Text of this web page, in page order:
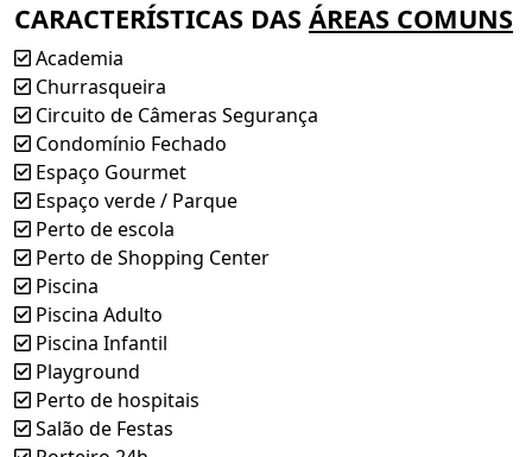
Fale com a Máxima: (79) 9 9999-0555
Rua Teixeira de Freitas, nº 103 – Bairro Salgado Filho
www.maximani.com.br
CARACTERÍSTICAS DAS ÁREAS COMUNS
Academia
Churrasqueira
Circuito de Câmeras Segurança
Condomínio Fechado
Espaço Gourmet
Espaço verde / Parque
Perto de escola
Perto de Shopping Center
Piscina
Piscina Adulto
Piscina Infantil
Playground
Perto de hospitais
Salão de Festas